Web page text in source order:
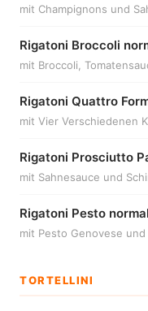
mit Champignons und
Rigatoni Broccoli
mit Broccoli,
Rigatoni Quattro
mit Vier Verschiedenen
Rigatoni Prosciutto
mit Sahnesauce und
Rigatoni Pesto normal
mit Pesto Genovese und
TORTELLINI